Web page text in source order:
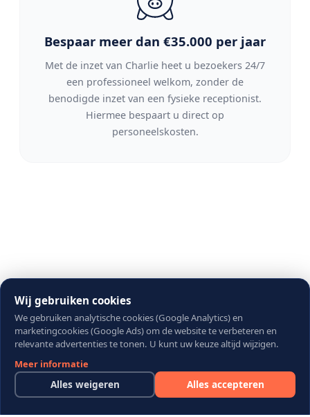
Bespaar meer dan €35.000 per jaar
Met de inzet van Charlie heet u bezoekers 24/7
een professioneel welkom, zonder de
benodigde inzet van een fysieke receptionist.
Hiermee bespaart u direct op
personeelskosten.
Hoe werkt onze digitale
receptie?
Wij gebruiken cookies
We gebruiken analytische cookies (Google Analytics) en
marketingcookies (Google Ads) om de website te verbeteren en
relevante advertenties te tonen. U kunt uw keuze altijd wijzigen.
Meer informatie
Alles weigeren Alles accepteren